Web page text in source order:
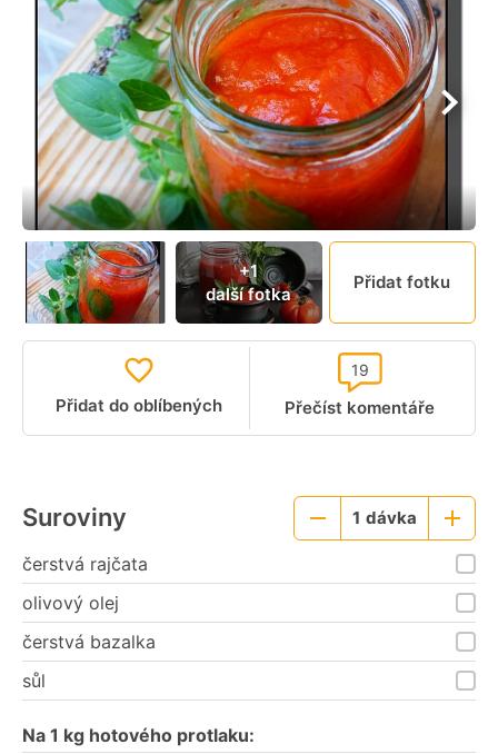
+1
další fotka
Přidat fotku
Přidat do oblíbených Přečíst komentáře
19
Suroviny
Menší
1 dávka
Větší
porce
čerstvá rajčata
olivový olej
čerstvá bazalka
sůl
Na 1 kg hotového protlaku: